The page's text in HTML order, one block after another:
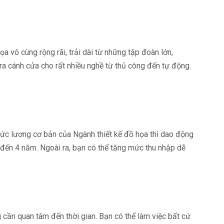
vô cùng rộng rãi, trải dài từ những tập đoàn lớn,
cánh cửa cho rất nhiều nghề từ thủ công đến tự động.
lương cơ bản của Ngành thiết kế đồ họa thì dao động
4 năm. Ngoài ra, bạn có thể tăng mức thu nhập dễ
quan tâm đến thời gian. Bạn có thể làm việc bất cứ